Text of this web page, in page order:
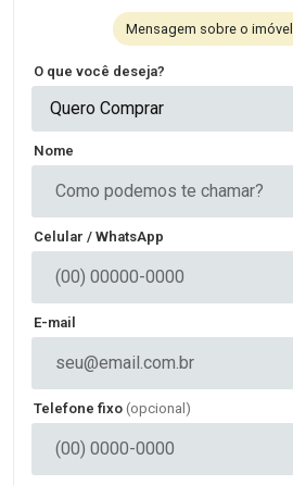
Mensagem sobre o imóvel
O que você deseja?
Quero Comprar
Nome
Celular / WhatsApp
E-mail
Telefone fixo (opcional)